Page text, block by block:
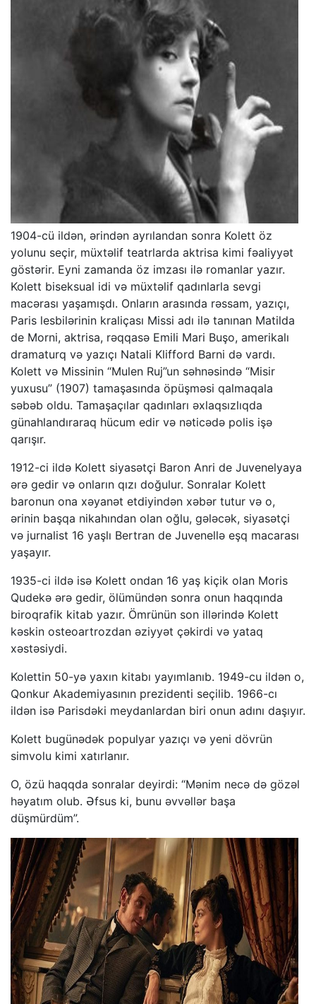
1904-cü ildən, ərindən ayrılandan sonra Kolett öz
yolunu seçir, müxtəlif teatrlarda aktrisa kimi fəaliyyət
göstərir. Eyni zamanda öz imzası ilə romanlar yazır.
Kolett biseksual idi və müxtəlif qadınlarla sevgi
macərası yaşamışdı. Onların arasında rəssam, yazıçı,
Paris lesbilərinin kraliçası Missi adı ilə tanınan Matilda
de Morni, aktrisa, rəqqasə Emili Mari Buşo, amerikalı
dramaturq və yazıçı Natali Klifford Barni də vardı.
Kolett və Missinin “Mulen Ruj”un səhnəsində “Misir
yuxusu” (1907) tamaşasında öpüşməsi qalmaqala
səbəb oldu. Tamaşaçılar qadınları əxlaqsızlıqda
günahlandıraraq hücum edir və nəticədə polis işə
qarışır.
1912-ci ildə Kolett siyasətçi Baron Anri de Juvenelyaya
ərə gedir və onların qızı doğulur. Sonralar Kolett
baronun ona xəyanət etdiyindən xəbər tutur və o,
ərinin başqa nikahından olan oğlu, gələcək, siyasətçi
və jurnalist 16 yaşlı Bertran de Juvenellə eşq macarası
yaşayır.
1935-ci ildə isə Kolett ondan 16 yaş kiçik olan Moris
Qudekə ərə gedir, ölümündən sonra onun haqqında
biroqrafik kitab yazır. Ömrünün son illərində Kolett
kəskin osteoartrozdan əziyyət çəkirdi və yataq
xəstəsiydi.
Kolettin 50-yə yaxın kitabı yayımlanıb. 1949-cu ildən o,
Qonkur Akademiyasının prezidenti seçilib. 1966-cı
ildən isə Parisdəki meydanlardan biri onun adını daşıyır.
Kolett bugünədək populyar yazıçı və yeni dövrün
simvolu kimi xatırlanır.
O, özü haqqda sonralar deyirdi: “Mənim necə də gözəl
həyatım olub. Əfsus ki, bunu əvvəllər başa
düşmürdüm”.